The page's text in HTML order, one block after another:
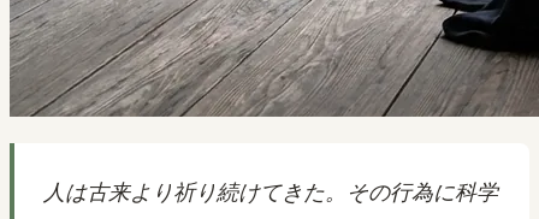
人は古来より祈り続けてきた。その行為に科学